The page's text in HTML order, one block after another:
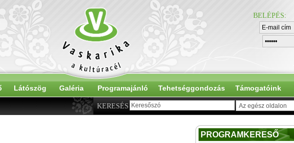
BELÉPÉS:
Látószög Galéria Programajánló Tehetséggondozás Támogatóink
KERESÉS
PROGRAMKERESŐ